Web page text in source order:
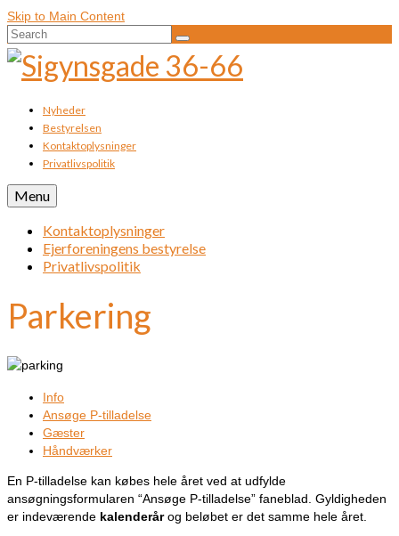
Skip to Main Content
Search
for:
Nyheder
Bestyrelsen
Kontaktoplysninger
Privatlivspolitik
Menu
Kontaktoplysninger
Ejerforeningens bestyrelse
Privatlivspolitik
Parkering
Info
Ansøge P-tilladelse
Gæster
Håndværker
En P-tilladelse kan købes hele året ved at udfylde
ansøgningsformularen “Ansøge P-tilladelse” faneblad. Gyldigheden
er indeværende kalenderårog beløbet er det samme hele året.